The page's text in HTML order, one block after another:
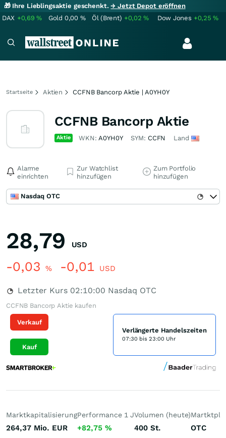
🎁 Ihre Lieblingsaktie geschenkt.→ Jetzt Depot eröffnen
DAX +0,69% Gold 0,00 % Öl (Brent) +0,02% Dow Jones +0,25%
Startseite Aktien CCFNB Bancorp Aktie | A0YH0Y
CCFNB Bancorp Aktie
Aktie WKN:A0YH0Y SYM: CCFN Land
Alarme
einrichten
Zur Watchlist
hinzufügen
Zum Portfolio
hinzufügen
Nasdaq OTC
28,79 USD
-0,03 % -0,01 USD
Letzter Kurs 02:10:00 Nasdaq OTC
CCFNB Bancorp Aktie kaufen
Verkauf
Kauf
Verlängerte Handelszeiten
07:30 bis 23:00 Uhr
Marktkapitalisierung
264,37 Mio. EUR
Performance 1 J
+82,75 %
Volumen (heute)
400 St. OTC